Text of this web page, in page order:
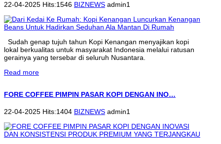
22-04-2025 Hits:1546 BIZNEWS admin1
Sudah genap tujuh tahun Kopi Kenangan menyajikan kopi
lokal berkualitas untuk masyarakat Indonesia melalui ratusan
gerainya yang tersebar di seluruh Nusantara.
Read more
FORE COFFEE PIMPIN PASAR KOPI DENGAN INO…
22-04-2025 Hits:1404 BIZNEWS admin1